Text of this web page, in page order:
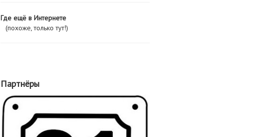
Где ещё в Интернете
(похоже, только тут!)
Партнёры